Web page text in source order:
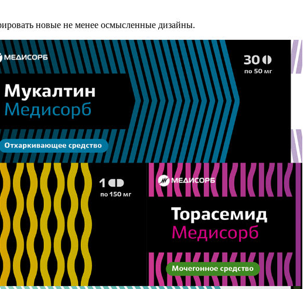
новые не менее осмысленные дизайны.